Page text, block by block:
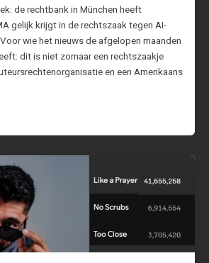
de rechtbank in München heeft
gelijk krijgt in de rechtszaak tegen AI-
wie het nieuws de afgelopen maanden
dit is niet zomaar een rechtszaakje
en een Amerikaans